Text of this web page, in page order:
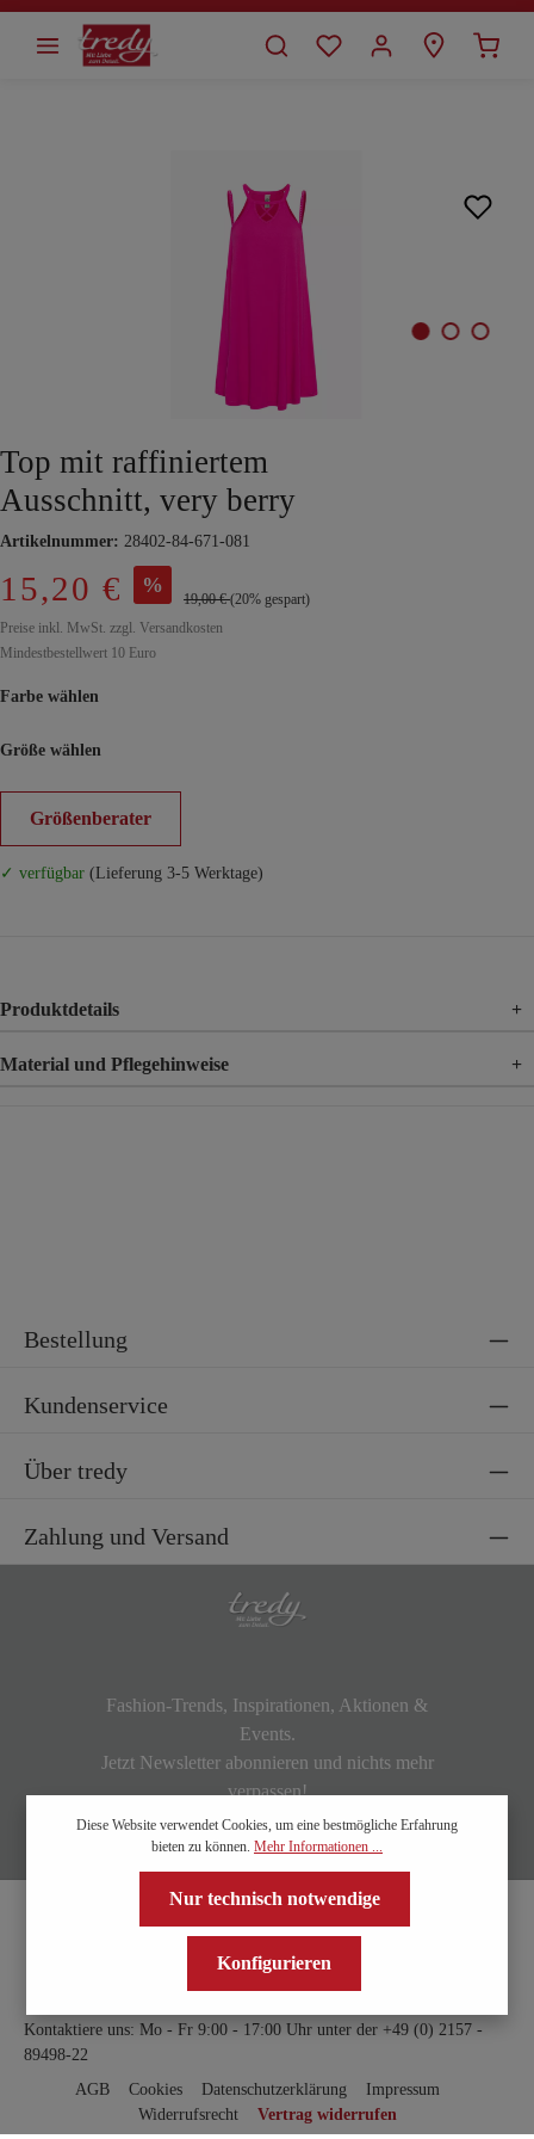
springen
Top mit raffiniertem
Ausschnitt, very berry
Artikelnummer: 28402-84-671-081
15,20 € %
19,00 €(20% gespart)
Preise inkl. MwSt. zzgl. Versandkosten
Mindestbestellwert 10 Euro
Farbe wählen
Größe wählen
Größenberater
✓ verfügbar (Lieferung 3-5 Werktage)
Produktdetails +
Material und Pflegehinweise +
Bestellung
Kundenservice
Über tredy
Zahlung und Versand
Fashion-Trends, Inspirationen, Aktionen &
Events.
Jetzt Newsletter abonnieren und nichts mehr
verpassen!
Kontaktiere uns: Mo - Fr 9:00 - 17:00 Uhr unter der +49 (0) 2157 -
89498-22
AGB
Cookies Datenschutzerklärung
Impressum
Widerrufsrecht
Vertrag widerrufen
Diese Website verwendet Cookies, um eine bestmögliche Erfahrung
bieten zu können. Mehr Informationen ...
Nur technisch notwendige
Konfigurieren